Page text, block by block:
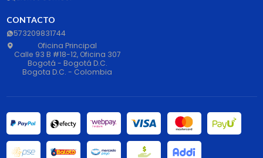
CONTACTO
573209831744
Oficina Principal
Calle 93 B #18-12, Oficina 307
Bogotá - Bogotá D.C.
Bogota D.C. - Colombia